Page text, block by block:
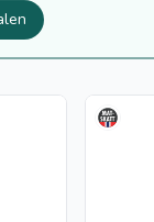
produktet Vis